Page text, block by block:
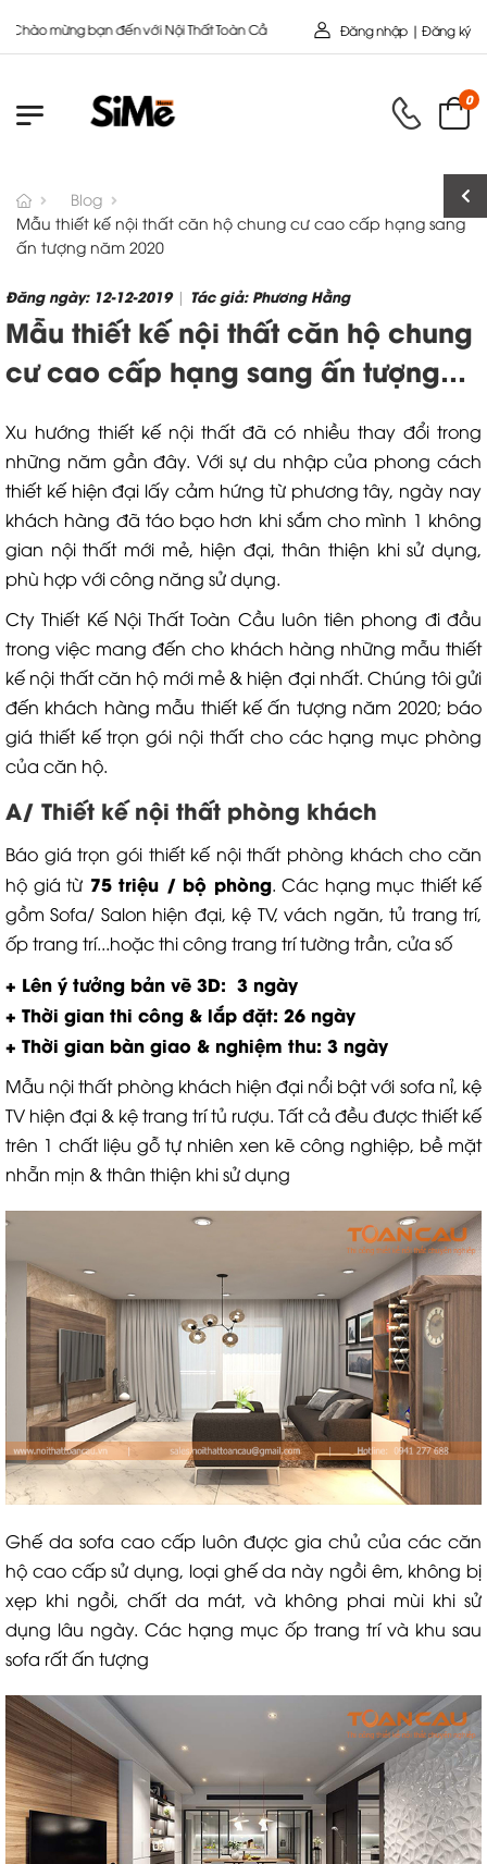
Thất Toàn Cầu - Công ty cổ Phần SIMEHOME Đăng nhập | Đăng ký
0
Blog
Mẫu thiết kế nội thất căn hộ chung cư cao cấp hạng sang
ấn tượng năm 2020
Đăng ngày: 12-12-2019| Tác giả: Phương Hằng
Mẫu thiết kế nội thất căn hộ chung
cư cao cấp hạng sang ấn tượng
Xu hướng thiết kế nội thất đã có nhiều thay đổi trong
những năm gần đây. Với sự du nhập của phong cách
thiết kế hiện đại lấy cảm hứng từ phương tây, ngày nay
khách hàng đã táo bạo hơn khi sắm cho mình 1 không
gian nội thất mới mẻ, hiện đại, thân thiện khi sử dụng,
phù hợp với công năng sử dụng.
Cty Thiết Kế Nội Thất Toàn Cầu luôn tiên phong đi đầu
trong việc mang đến cho khách hàng những mẫu thiết
kế nội thất căn hộ mới mẻ & hiện đại nhất. Chúng tôi gửi
đến khách hàng mẫu thiết kế ấn tượng năm 2020; báo
giá thiết kế trọn gói nội thất cho các hạng mục phòng
của căn hộ.
A/ Thiết kế nội thất phòng khách
Báo giá trọn gói thiết kế nội thất phòng khách cho căn
hộ giá từ 75 triệu / bộ phòng. Các hạng mục thiết kế
gồm Sofa/ Salon hiện đại, kệ TV, vách ngăn, tủ trang trí,
ốp trang trí...hoặc thi công trang trí tường trần, cửa số
+ Lên ý tưởng bản vẽ 3D: 3 ngày
+ Thời gian thi công & lắp đặt: 26 ngày
+ Thời gian bàn giao & nghiệm thu: 3 ngày
Mẫu nội thất phòng khách hiện đại nổi bật với sofa nỉ, kệ
TV hiện đại & kệ trang trí tủ rượu. Tất cả đều được thiết kế
trên 1 chất liệu gỗ tự nhiên xen kẽ công nghiệp, bề mặt
nhẵn mịn & thân thiện khi sử dụng
Ghế da sofa cao cấp luôn được gia chủ của các căn
hộ cao cấp sử dụng, loại ghế da này ngồi êm, không bị
xẹp khi ngồi, chất da mát, và không phai mùi khi sử
dụng lâu ngày. Các hạng mục ốp trang trí và khu sau
sofa rất ấn tượng